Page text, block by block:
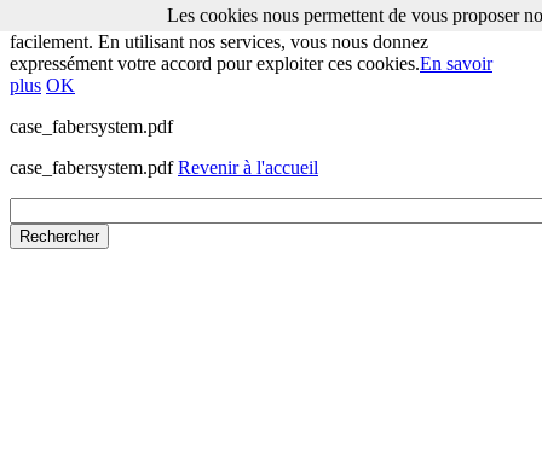
Les cookies nous permettent de vous proposer nos services plus
facilement. En utilisant nos services, vous nous donnez
expressément votre accord pour exploiter ces cookies.En savoir
plus OK
case_fabersystem.pdf
case_fabersystem.pdfRevenir à l'accueil
Les cookies nous permettent de vous proposer